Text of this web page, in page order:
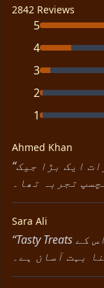
2842 Reviews
5
4
3
2
1
Ahmed Khan
“بہت ہی زبردست گیم ہے! میں نے کل رات ایک بڑا جیک
Sara Ali
“Tasty Treats میری پسندیدہ گیم بن چکی ہے۔ اس کے